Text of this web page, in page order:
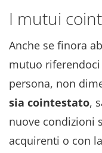
I mutui
Anche se finora
mutuo
persona, non
sia cointestato,
nuove condizioni
acquirenti o con